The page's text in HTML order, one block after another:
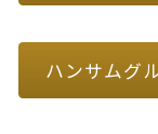
ハンサムグ